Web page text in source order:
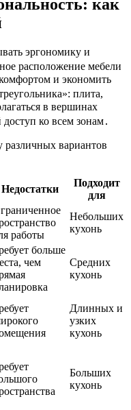
как
эргономику и
расположение мебели
и экономить
плита,
в вершинах
ко всем зонам․
различных вариантов
Недостатки
Подходит
для
работы
Небольших
кухонь
больше
чем
Средних
кухонь
Длинных и
узких
кухонь
Больших
кухонь